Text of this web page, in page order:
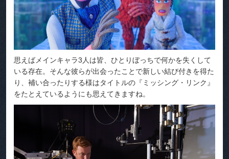
思えばメインキャラ3人は皆、ひとりぼっちで何かを失くして
いる存在。そんな彼らが出会ったことで新しい結び付きを得た
り、補い合ったりする様はタイトルの『ミッシング・リンク』
をたとえているようにも思えてきますね。